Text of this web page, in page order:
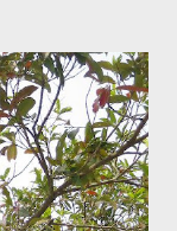
đầu (những
thứ ba mới hái